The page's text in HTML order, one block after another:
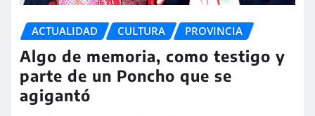
ACTUALIDAD CULTURA PROVINCIA
Algo de memoria, como testigo y
parte de un Poncho que se
agigantó